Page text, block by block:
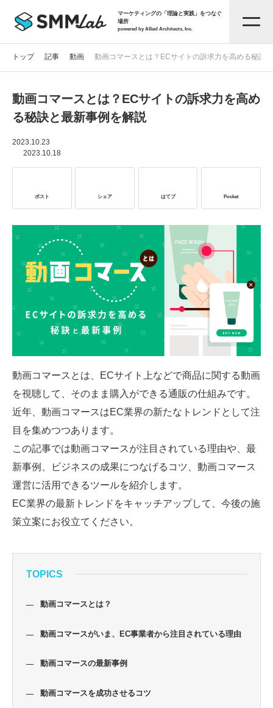
マーケティングの「理論と実践」をつなぐ
場所
powered by Allied Architects, Inc.
記事一覧
サービス資料
SMMLabについて
トップ 記事 動画 動画コマースとは？ECサイトの訴求力を高める秘訣
動画コマースとは？ECサイトの訴求力を高め
る秘訣と最新事例を解説
2023.10.23
2023.10.18
ポスト シェア はてブ Pocket
動画コマースとは、ECサイト上などで商品に関する動画
を視聴して、そのまま購入ができる通販の仕組みです。
近年、動画コマースはEC業界の新たなトレンドとして注
目を集めつつあります。
この記事では動画コマースが注目されている理由や、最
新事例、ビジネスの成果につなげるコツ、動画コマース
運営に活用できるツールを紹介します。
EC業界の最新トレンドをキャッチアップして、今後の施
策立案にお役立てください。
TOPICS
動画コマースとは？
動画コマースがいま、EC事業者から注目されている理由
動画コマースの最新事例
動画コマースを成功させるコツ